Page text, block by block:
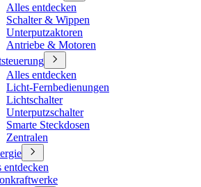
Alles entdecken
Schalter & Wippen
Unterputzaktoren
Antriebe & Motoren
Alles entdecken
Licht-Fernbedienungen
Lichtschalter
Unterputzschalter
Smarte Steckdosen
Zentralen
entdecken